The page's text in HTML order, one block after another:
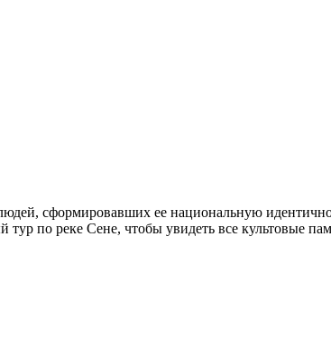
сформировавших ее национальную
по реке Сене, чтобы увидеть все культовые